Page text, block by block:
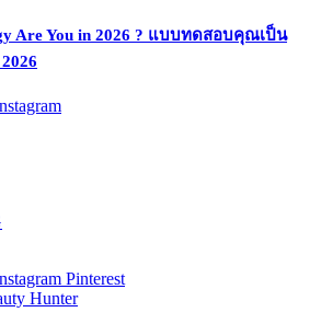
Are You in 2026 ? แบบทดสอบคุณเป็น
Pinterest